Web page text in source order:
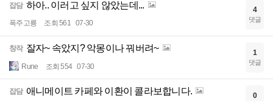
잡담 하아.. 이러고 싶지 않았는데...
폭주고룡 조회 561 07-30
4
댓글
창작 잘자~ 속았지? 악몽이나 꿔버려~
Rune 조회 554 07-30
1
댓글
잡담 애니메이트 카페와 이환이 콜라보합니다. 0